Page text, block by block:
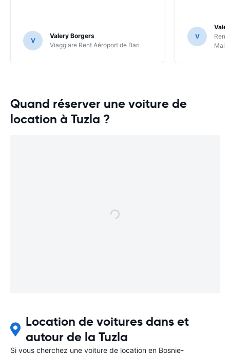
V
Valery Borgers
Viaggiare Rent Aéroport de Bari
V
Quand réserver une voiture de
location à Tuzla ?
Location de voitures dans et
autour de la Tuzla
Si vous cherchez une voiture de location en Bosnie-